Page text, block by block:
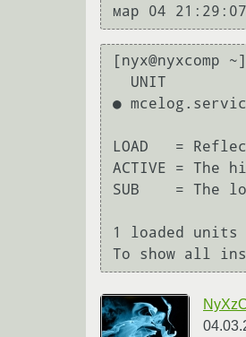
мар 04
●
LOAD   =
ACTIVE =
SUB    = The
1 loaded